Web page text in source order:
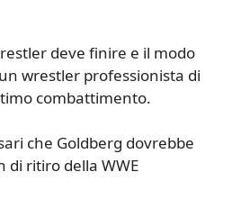
deve finire e il modo
wrestler professionista di
combattimento.
che Goldberg dovrebbe
ritiro della WWE